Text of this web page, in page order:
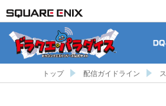
トップ 配信ガイドライン